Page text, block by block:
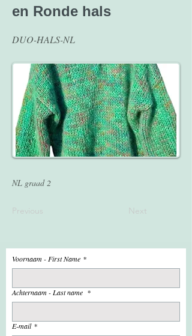
en Ronde hals
DUO-HALS-NL
NL graad 2
Previous Next
Voornaam - First Name *
Achternaam - Last name *
E-mail *